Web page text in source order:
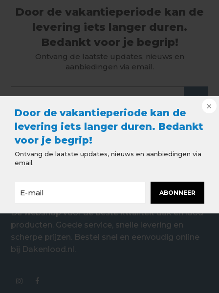
Door de vakantieperiode kan de
levering iets langer duren. Bedankt
voor je begrip!
Ontvang de laatste updates, nieuws en aanbiedingen via
email.
ABONNEER
Door de vakantieperiode kan de
levering iets langer duren.
Bedankt voor je begrip!
Ontvang de laatste updates, nieuws en
aanbiedingen via email.
De webshop voor de beste kwaliteit dak en lood
producten. Goede service, snelle levering en
scherpe prijzen. Bestel snel en eenvoudig online
bij Dakenlood.nl.